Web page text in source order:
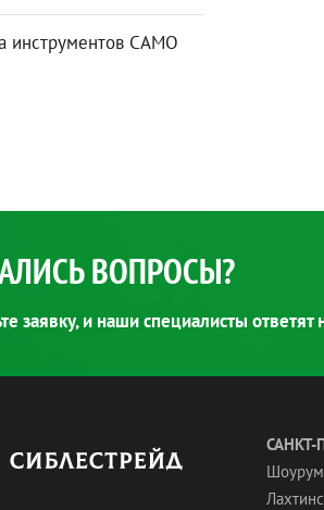
инструментов CAMO
ВОПРОСЫ?
заявку, и наши специалисты
САНКТ-